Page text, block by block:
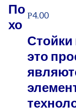
Р4.00
Стойки
это
По
хо